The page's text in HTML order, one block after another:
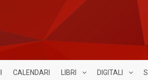
CALENDARI LIBRI DIGITALI